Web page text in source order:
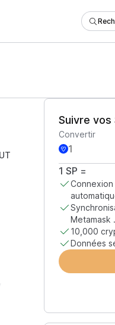
Suivre vos
Convertir
1 SP =
Connexion
Metamask
10,000
Données